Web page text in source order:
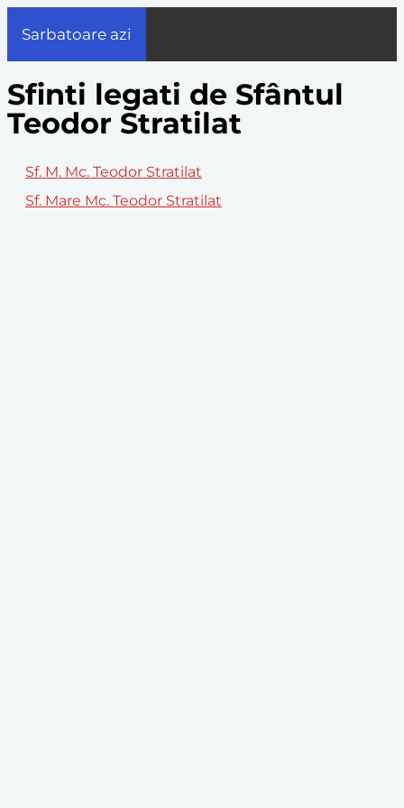
Sarbatoare azi
Sfinti legati de Sfântul
Teodor Stratilat
Sf. M. Mc. Teodor Stratilat
Sf. Mare Mc. Teodor Stratilat